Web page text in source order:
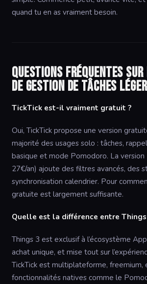
quand tu en as vraiment besoin.
Questions fréquentes
de gestion de tâches
TickTick est-il vraiment gratuit ?
Oui, TickTick propose une version
majorité des usages solo : tâches,
basique et mode Pomodoro. La version
27€/an) ajoute des filtres avancés, des
synchronisation calendrier. Pour
gratuite est largement suffisante.
Quelle est la différence entre
Things 3 est exclusif à l’écosystème
achat unique, et mise tout sur
TickTick est multiplateforme, freemium,
fonctionnalités natives comme le